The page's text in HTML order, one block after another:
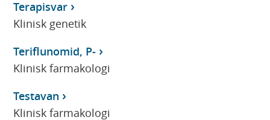
Terapisvar
Klinisk genetik
Teriflunomid, P-
Klinisk farmakologi
Testavan
Klinisk farmakologi